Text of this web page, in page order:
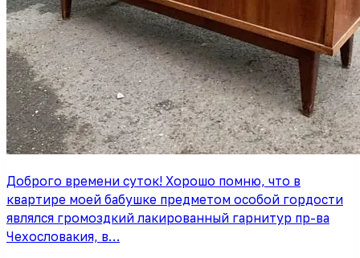
Доброго времени суток! Хорошо помню, что в
квартире моей бабушке предметом особой гордости
являлся громоздкий лакированный гарнитур пр-ва
Чехословакия, в…